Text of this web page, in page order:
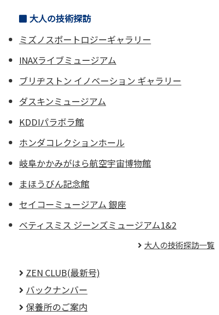
大人の技術探訪
ミズノスポートロジーギャラリー
INAXライブミュージアム
ブリヂストン イノベーション ギャラリー
ダスキンミュージアム
KDDIパラボラ館
ホンダコレクションホール
岐阜かかみがはら航空宇宙博物館
まほうびん記念館
セイコーミュージアム 銀座
ベティスミス ジーンズミュージアム1&2
大人の技術探訪一覧
ZEN CLUB(最新号)
バックナンバー
保養所のご案内